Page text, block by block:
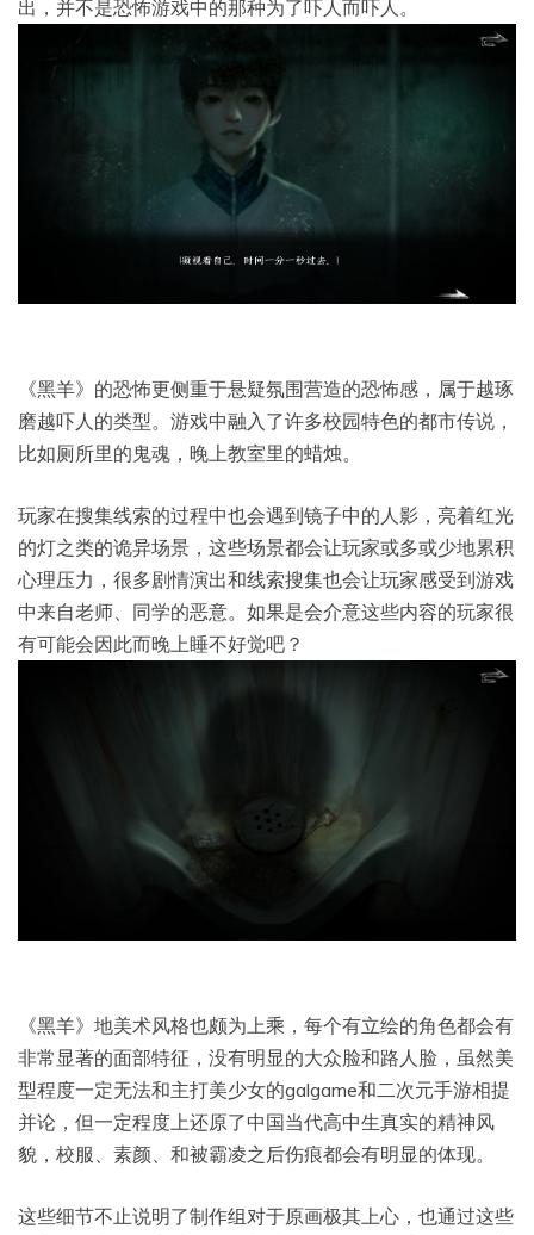
出，并不是恐怖游戏中的那种为了吓人而吓人。
《黑羊》的恐怖更侧重于悬疑氛围营造的恐怖感，属于越琢
磨越吓人的类型。游戏中融入了许多校园特色的都市传说，
比如厕所里的鬼魂，晚上教室里的蜡烛。
玩家在搜集线索的过程中也会遇到镜子中的人影，亮着红光
的灯之类的诡异场景，这些场景都会让玩家或多或少地累积
心理压力，很多剧情演出和线索搜集也会让玩家感受到游戏
中来自老师、同学的恶意。如果是会介意这些内容的玩家很
有可能会因此而晚上睡不好觉吧？
《黑羊》地美术风格也颇为上乘，每个有立绘的角色都会有
非常显著的面部特征，没有明显的大众脸和路人脸，虽然美
型程度一定无法和主打美少女的galgame和二次元手游相提
并论，但一定程度上还原了中国当代高中生真实的精神风
貌，校服、素颜、和被霸凌之后伤痕都会有明显的体现。
这些细节不止说明了制作组对于原画极其上心，也通过这些